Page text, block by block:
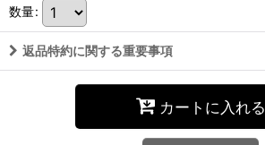
数量:
返品特約に関する重要事項
カートに入れる